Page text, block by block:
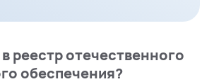
реестр отечественного
обеспечения?